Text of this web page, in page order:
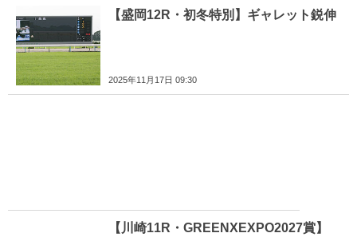
【盛岡12R・初冬特別】ギャレット鋭伸
2025年11月17日 09:30
【川崎11R・GREENXEXPO2027賞】